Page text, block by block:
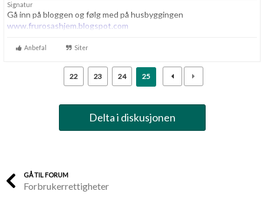
Signatur
Gå inn på bloggen og følg med på husbyggingen
www.frurosashjem.blogspot.com
Anbefal Siter
22 23 24 25
Delta i diskusjonen
GÅ TIL FORUM
Forbrukerrettigheter